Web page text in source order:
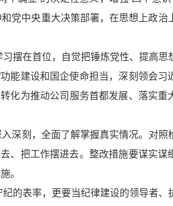
党中央重大决策部署，在思想上政治
摆在首位，自觉把锤炼党性、提高思
能建设和国企使命担当，深刻领会习
化为推动公司服务首都发展、落实重
深刻，全面了解掌握真实情况。对照
、把工作摆进去。整改措施要谋实谋
。
的表率，更要当纪律建设的领导者、